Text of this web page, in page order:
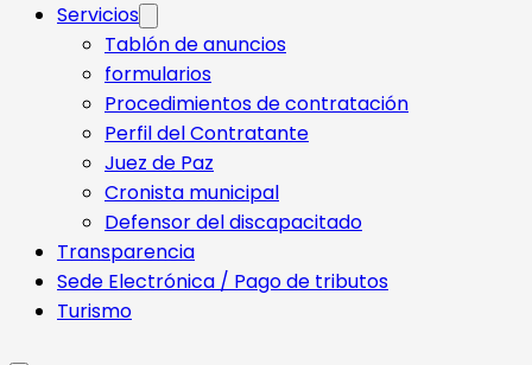
Servicios
Tablón de anuncios
formularios
Procedimientos de contratación
Perfil del Contratante
Juez de Paz
Cronista municipal
Defensor del discapacitado
Transparencia
Sede Electrónica / Pago de tributos
Turismo